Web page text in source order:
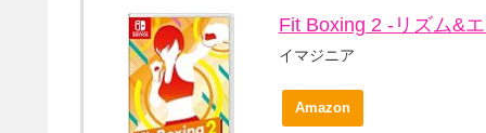
Fit Boxing 2 -リズム&
イマジニア
Amazon